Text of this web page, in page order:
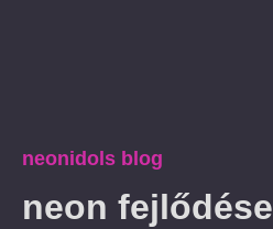
neonidols blog
neon fejlődése